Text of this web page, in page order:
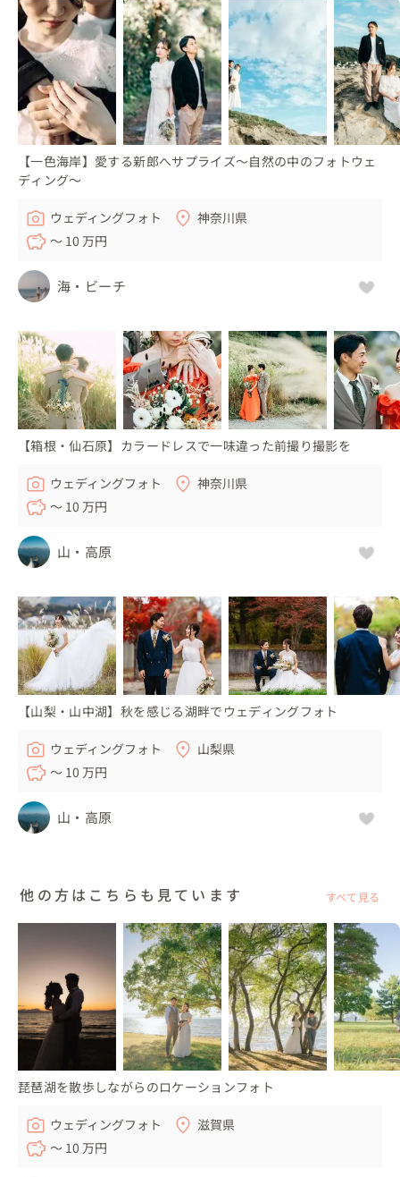
【一色海岸】愛する新郎へサプライズ〜自然の中のフォトウェ
ディング〜
ウェディングフォト
神奈川県
〜 10 万円
海・ビーチ
【箱根・仙石原】カラードレスで一味違った前撮り撮影を
ウェディングフォト
神奈川県
〜 10 万円
山・高原
【山梨・山中湖】秋を感じる湖畔でウェディングフォト
ウェディングフォト
山梨県
〜 10 万円
山・高原
他の方はこちらも見ています すべて見る
琵琶湖を散歩しながらのロケーションフォト
ウェディングフォト
滋賀県
〜 10 万円